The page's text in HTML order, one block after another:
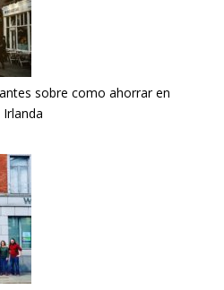
sobre como ahorrar en
Irlanda